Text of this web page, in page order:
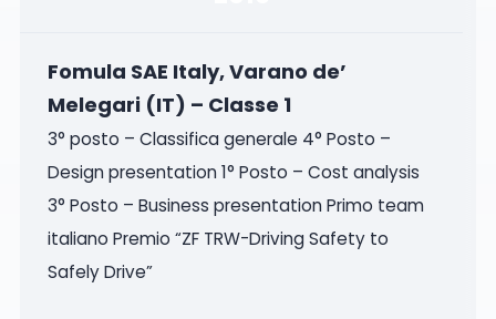
Fomula SAE Italy, Varano de’
Melegari (IT) – Classe 1
3° posto – Classifica generale 4° Posto –
Design presentation 1° Posto – Cost analysis
3° Posto – Business presentation Primo team
italiano Premio “ZF TRW-Driving Safety to
Safely Drive”